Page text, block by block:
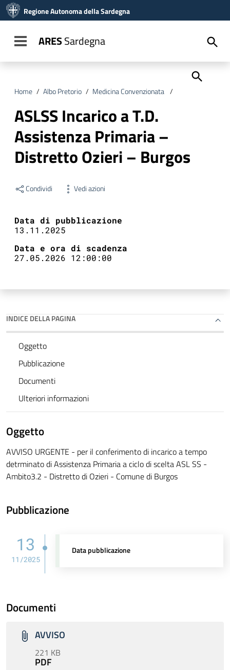
Vai al menu di navigazione
Vai al footer
Regione Autonoma della Sardegna
Toggle navigation
ARESSardegna
Home / Albo Pretorio / Medicina Convenzionata /
ASLSS Incarico a T.D.
Assistenza Primaria –
Distretto Ozieri – Burgos
Condividi Vedi azioni
Data di pubblicazione
13.11.2025
Data e ora di scadenza
27.05.2026 12:00:00
INDICE DELLA PAGINA
Oggetto
Pubblicazione
Documenti
Ulteriori informazioni
Oggetto
AVVISO URGENTE - per il conferimento di incarico a tempo
detrminato di Assistenza Primaria a ciclo di scelta ASL SS -
Ambito3.2 - Distretto di Ozieri - Comune di Burgos
Pubblicazione
13
11/2025
Data pubblicazione
Documenti
AVVISO
221 KB
PDF